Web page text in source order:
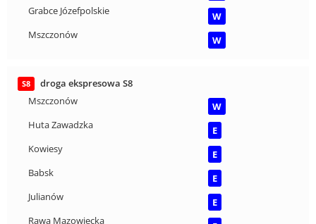
Grabce Józefpolskie
W
Mszczonów
W
S8
droga ekspresowa S8
Mszczonów
W
Huta Zawadzka
E
Kowiesy
E
Babsk
E
Julianów
E
Rawa Mazowiecka